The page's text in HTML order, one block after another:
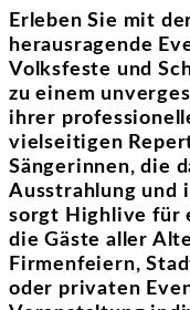
Erleben Sie mit
herausragende
Volksfeste und
zu einem
ihrer
vielseitigen
Sängerinnen, die
Ausstrahlung und
sorgt Highlive für
die Gäste aller
Firmenfeiern,
oder privaten